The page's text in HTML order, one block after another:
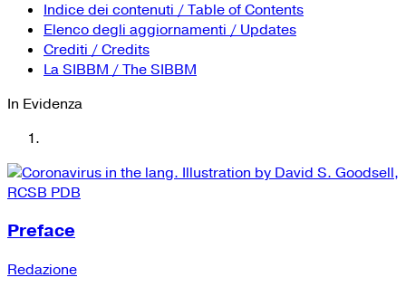
Tutti i siti Zanichelli per la scuola
Collezioni Università
Facebook
Twitter
Instagram
Instagram scuola
Mail
Indice dei contenuti / Table of Contents
Elenco degli aggiornamenti / Updates
Crediti / Credits
La SIBBM / The SIBBM
In Evidenza
Preface
Redazione